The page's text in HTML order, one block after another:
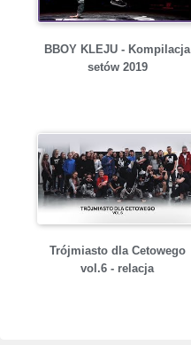
BBOY KLEJU - Kompilacja
setów 2019
Trójmiasto dla Cetowego
vol.6 - relacja